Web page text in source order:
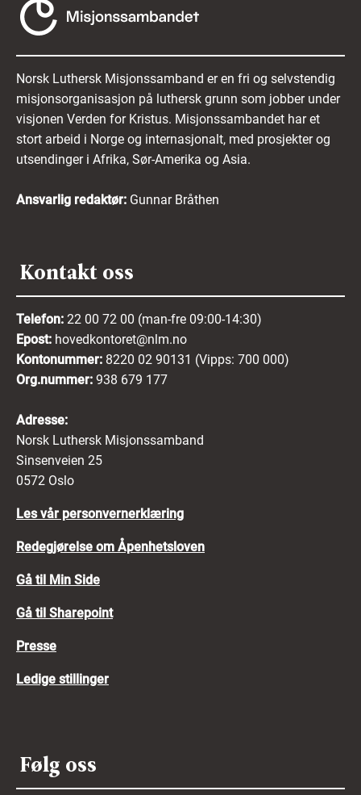
Norsk Luthersk Misjonssamband er en fri og selvstendig
misjonsorganisasjon på luthersk grunn som jobber under
visjonen Verden for Kristus. Misjonssambandet har et
stort arbeid i Norge og internasjonalt, med prosjekter og
utsendinger i Afrika, Sør-Amerika og Asia.
Ansvarlig redaktør: Gunnar Bråthen
Kontakt oss
Telefon: 22 00 72 00 (man-fre 09:00-14:30)
Epost: hovedkontoret@nlm.no
Kontonummer: 8220 02 90131 (Vipps: 700 000)
Org.nummer: 938 679 177
Adresse:
Norsk Luthersk Misjonssamband
Sinsenveien 25
0572 Oslo
Les vår personvernerklæring
Redegjørelse om Åpenhetsloven
Gå til Min Side
Gå til Sharepoint
Presse
Ledige stillinger
Følg oss